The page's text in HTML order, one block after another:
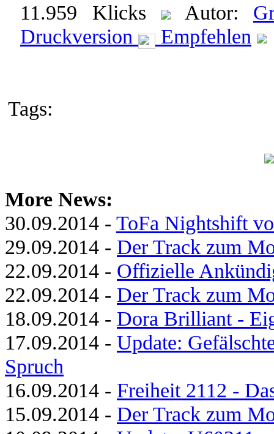
11.959 Klicks Autor:
Druckversion
Empfehlen
Tags:
More News:
30.09.2014 - ToFa Nightshift
29.09.2014 - Der Track zum
22.09.2014 - Offizielle
22.09.2014 - Der Track zum
18.09.2014 - Dora Brilliant -
17.09.2014 - Update:
Spruch
16.09.2014 - Freiheit 2112 -
15.09.2014 - Der Track zum